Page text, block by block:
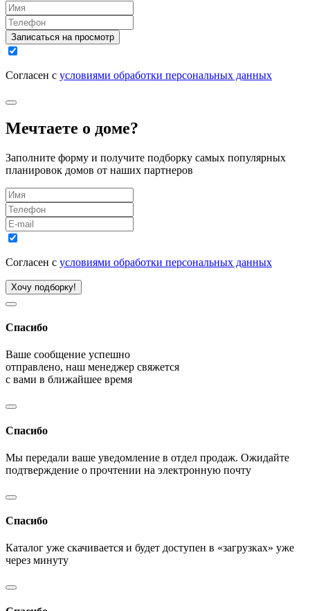
Записаться на просмотр
Согласен с условиями обработки персональных данных
Мечтаете о доме?
Заполните форму и получите подборку самых популярных
планировок домов от наших партнеров
Согласен с условиями обработки персональных данных
Хочу подборку!
Спасибо
Ваше сообщение успешно
отправлено, наш менеджер свяжется
с вами в ближайшее время
Спасибо
Мы передали ваше уведомление в отдел продаж. Ожидайте
подтверждение о прочтении на электронную почту
Спасибо
Каталог уже скачивается и будет доступен в «загрузках» уже
через минуту